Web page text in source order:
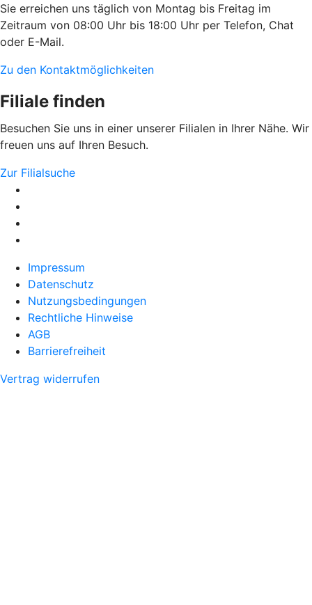
Sie erreichen uns täglich von Montag bis Freitag im
Zeitraum von 08:00 Uhr bis 18:00 Uhr per Telefon, Chat
oder E-Mail.
Zu den Kontaktmöglichkeiten
Filiale finden
Besuchen Sie uns in einer unserer Filialen in Ihrer Nähe. Wir
freuen uns auf Ihren Besuch.
Zur Filialsuche
Impressum
Datenschutz
Nutzungsbedingungen
Rechtliche Hinweise
AGB
Barrierefreiheit
Vertrag widerrufen